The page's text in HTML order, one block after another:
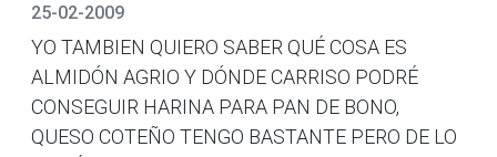
25-02-2009
YO TAMBIEN QUIERO SABER QUÉ COSA ES
ALMIDÓN AGRIO Y DÓNDE CARRISO PODRÉ
CONSEGUIR HARINA PARA PAN DE BONO,
QUESO COTEÑO TENGO BASTANTE PERO DE LO